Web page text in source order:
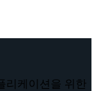
리케이션을 위한